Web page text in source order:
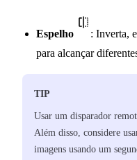
Espelho
: Inverta,
para alcançar
TIP
Usar um disparador
Além disso, considere
imagens usando um